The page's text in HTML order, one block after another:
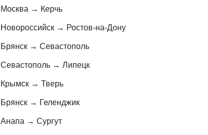
Москва → Керчь
Новороссийск → Ростов-на-Дону
Брянск → Севастополь
Севастополь → Липецк
Крымск → Тверь
Брянск → Геленджик
Анапа → Сургут